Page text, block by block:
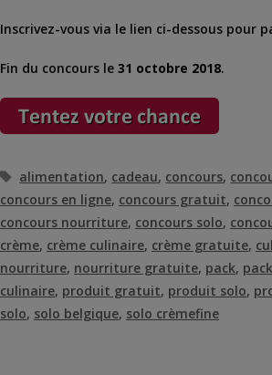
Inscrivez-vous via le lien ci-dessous pour
Fin du concours le 31 octobre 2018.
Étiquettes
alimentation, cadeau, concours,
concours en ligne, concours gratuit,
concours nourriture, concours solo,
crème, crème culinaire, crème gratuite,
nourriture, nourriture gratuite, pack,
culinaire, produit gratuit, produit solo,
solo, solo belgique, solo crèmefine